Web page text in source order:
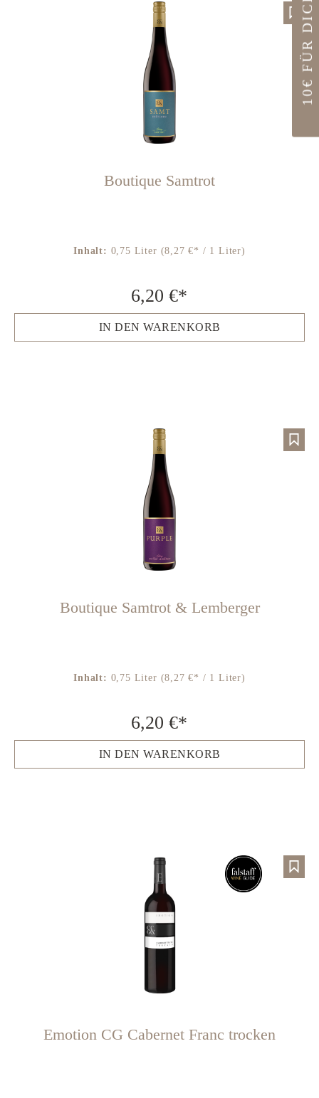
Boutique Samtrot
Inhalt: 0,75 Liter (8,27 €* / 1 Liter)
6,20 €*
IN DEN WARENKORB
Boutique Samtrot & Lemberger
Inhalt: 0,75 Liter (8,27 €* / 1 Liter)
6,20 €*
IN DEN WARENKORB
Emotion CG Cabernet Franc trocken
10€ FÜR DICH